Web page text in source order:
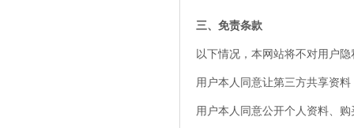
三、免责条款
以下情况，本网站将不对用户
用户本人同意让第三方共享资料
用户本人同意公开个人资料、